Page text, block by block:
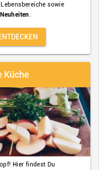
sowie
Neuheiten
Küche
Hier findest Du